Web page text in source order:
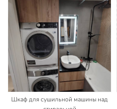
Шкаф для сушильной машины над